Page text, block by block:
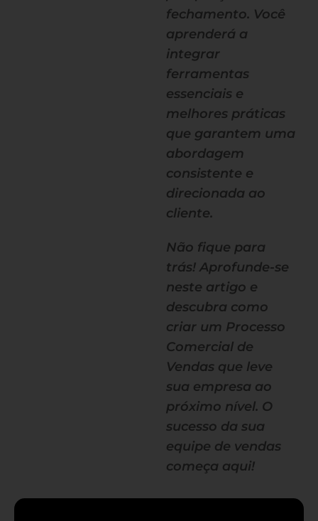
fechamento. Você
aprenderá a
integrar
ferramentas
essenciais e
melhores práticas
que garantem uma
abordagem
consistente e
direcionada ao
cliente.
Não fique para
trás! Aprofunde-se
neste artigo e
descubra como
criar um Processo
Comercial de
Vendas que leve
sua empresa ao
próximo nível. O
sucesso da sua
equipe de vendas
começa aqui!